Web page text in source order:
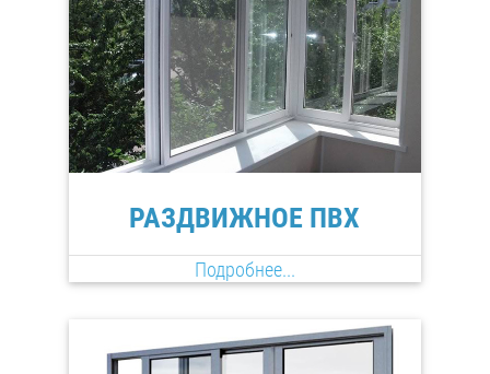
РАЗДВИЖНОЕ ПВХ
Подробнее...